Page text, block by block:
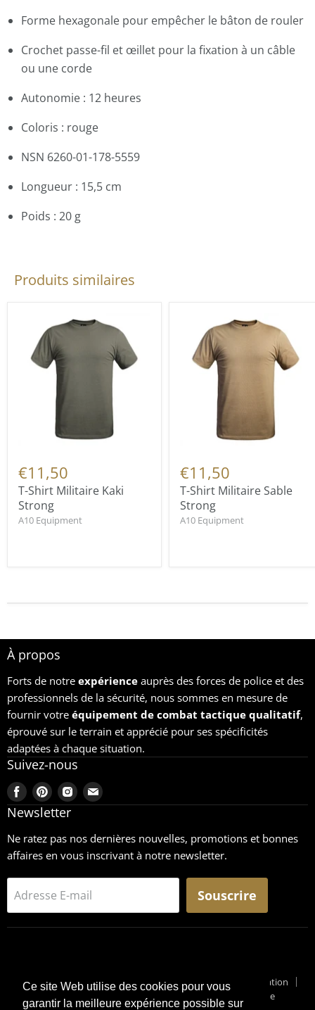
Ce site Web utilise des cookies pour vous
garantir la meilleure expérience possible sur
Forme hexagonale pour empêcher le bâton de rouler
Crochet passe-fil et œillet pour la fixation à un câble
ou une corde
Autonomie : 12 heures
Coloris : rouge
NSN 6260-01-178-5559
Longueur : 15,5 cm
Poids : 20 g
Produits similaires
€11,50
T-Shirt Militaire Kaki
Strong
A10 Equipment
€11,50
T-Shirt Militaire Sable
Strong
A10 Equipment
À propos
Forts de notre expérience auprès des forces de police et des
professionnels de la sécurité, nous sommes en mesure de
fournir votre équipement de combat tactique qualitatif,
éprouvé sur le terrain et apprécié pour ses spécificités
adaptées à chaque situation.
Suivez-nous
Trouvez-
nous
Facebook
Trouvez-
nous
Pinterest
Trouvez-
nous
Trouvez-
nous
Newsletter
Ne ratez pas nos dernières nouvelles, promotions et bonnes
affaires en vous inscrivant à notre newsletter.
Adresse E-mail Souscrire
Conditions générales de vente
Conditions générales d'utilisation
Pourquoi un Surplus Militaire ?
Suivi de Colis
Blog Militaire